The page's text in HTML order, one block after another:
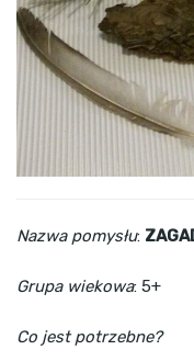
Nazwa pomysłu:
Grupa wiekowa: 5+
Co jest potrzebne?